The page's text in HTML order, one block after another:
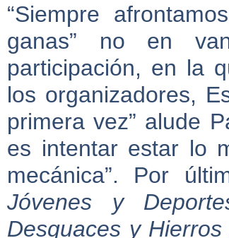
“Siempre
ganas” no en
participación, en la
los organizadores,
primera vez” alude
es intentar estar lo
mecánica”. Por
Jóvenes y
Desguaces y